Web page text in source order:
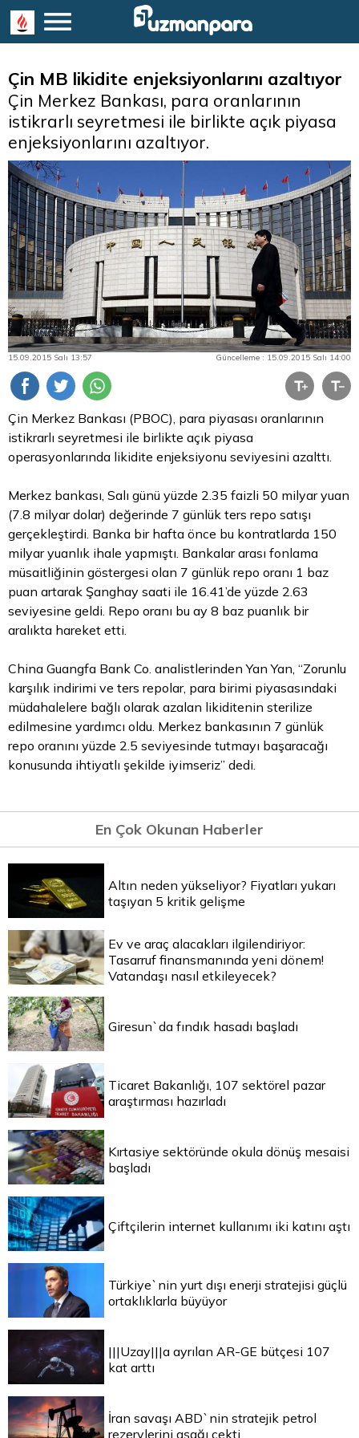
Çin MB likidite enjeksiyonlarını azaltıyor
Çin Merkez Bankası, para oranlarının
istikrarlı seyretmesi ile birlikte açık piyasa
enjeksiyonlarını azaltıyor.
15.09.2015 Salı 13:57 Güncelleme : 15.09.2015 Salı 14:00
Çin Merkez Bankası (PBOC), para piyasası oranlarının
istikrarlı seyretmesi ile birlikte açık piyasa
operasyonlarında likidite enjeksiyonu seviyesini azalttı.
Merkez bankası, Salı günü yüzde 2.35 faizli 50 milyar yuan
(7.8 milyar dolar) değerinde 7 günlük ters repo satışı
gerçekleştirdi. Banka bir hafta önce bu kontratlarda 150
milyar yuanlık ihale yapmıştı. Bankalar arası fonlama
müsaitliğinin göstergesi olan 7 günlük repo oranı 1 baz
puan artarak Şanghay saati ile 16.41’de yüzde 2.63
seviyesine geldi. Repo oranı bu ay 8 baz puanlık bir
aralıkta hareket etti.
China Guangfa Bank Co. analistlerinden Yan Yan, “Zorunlu
karşılık indirimi ve ters repolar, para birimi piyasasındaki
müdahalelere bağlı olarak azalan likiditenin sterilize
edilmesine yardımcı oldu. Merkez bankasının 7 günlük
repo oranını yüzde 2.5 seviyesinde tutmayı başaracağı
konusunda ihtiyatlı şekilde iyimseriz” dedi.
En Çok Okunan Haberler
Altın neden yükseliyor? Fiyatları yukarı
taşıyan 5 kritik gelişme
Ev ve araç alacakları ilgilendiriyor:
Tasarruf finansmanında yeni dönem!
Vatandaşı nasıl etkileyecek?
Giresun`da fındık hasadı başladı
Ticaret Bakanlığı, 107 sektörel pazar
araştırması hazırladı
Kırtasiye sektöründe okula dönüş mesaisi
başladı
Çiftçilerin internet kullanımı iki katını aştı
Türkiye`nin yurt dışı enerji stratejisi güçlü
ortaklıklarla büyüyor
|||Uzay|||a ayrılan AR-GE bütçesi 107
kat arttı
İran savaşı ABD`nin stratejik petrol
rezervlerini aşağı çekti